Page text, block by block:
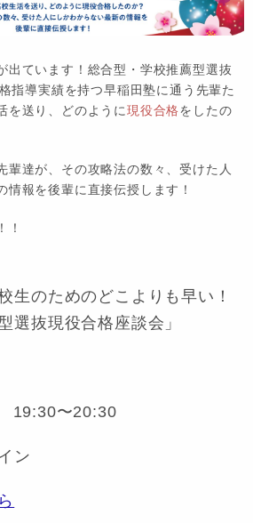
出ています！総合型・学校推薦型選抜
指導実績を持つ早稲田塾に通う先輩た
を送り、どのように現役合格をしたの
輩達が、その攻略法の数々、受けた人
情報を後輩に直接伝授します！
！
生のためのどこよりも早い！
選抜現役合格座談会」
19:30〜20:30
ン